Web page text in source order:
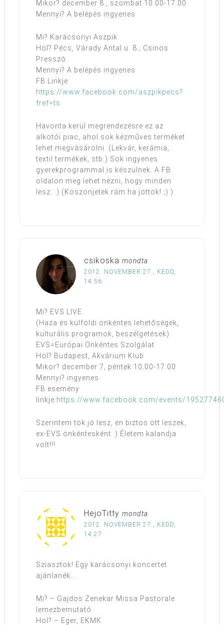
Mikor? december 8., szombat 10.00-17.00
Mennyi? A belépés ingyenes
Mi? Karácsonyi Aszpik
Hol? Pécs, Várady Antal u. 8.; Csinos
Presszó
Mennyi? A belépés ingyenes
FB Linkje:
https://www.facebook.com/aszpikpecs?
fref=ts
Havonta kerül megrendezésre ez az
alkotói piac, ahol sok kézműves terméket
lehet megvásárolni. (Lekvár, kerámia,
textil termékek, stb.) Sok ingyenes
gyerekprogrammal is készülnek. A FB
oldalon meg lehet nézni, hogy minden
lesz. :) (Köszönjetek rám ha jöttök! ;) )
csikoska mondta
2012. NOVEMBER 27., KEDD,
14:56
Mi? EVS LIVE
(Haza és külföldi önkéntes lehetőségek,
kulturális programok, beszélgetések)
EVS=Európai Önkéntes Szolgálat
Hol? Budapest, Akvárium Klub
Mikor? december 7, péntek 10.00-17.00
Mennyi? ingyenes
FB esemény
linkje:https://www.facebook.com/events/
Szerintem tök jó lesz, én biztos ott leszek,
ex-EVS önkéntesként :) Életem kalandja
volt!!!
HejoTitty mondta
2012. NOVEMBER 27., KEDD,
14:27
Sziasztok! Egy karácsonyi koncertet
ajánlanék…
Mi? – Gajdos Zenekar Missa Pastorale
lemezbemutató
Hol? – Eger, EKMK